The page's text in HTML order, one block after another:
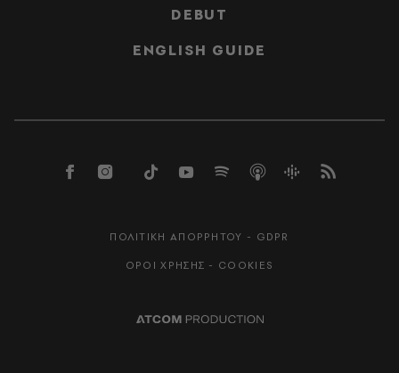
DEBUT
ENGLISH GUIDE
ΠΟΛΙΤΙΚΗ ΑΠΟΡΡΗΤΟΥ - GDPR
ΟΡΟΙ ΧΡΗΣΗΣ - COOKIES